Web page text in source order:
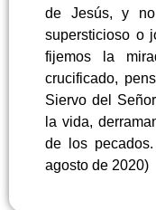
de Jesús, y
supersticioso o
fijemos la
crucificado,
Siervo del
la vida,
de los
agosto de 2020)